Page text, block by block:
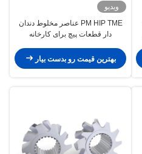
ویدیو
PM HIP TME عناصر مخلوط دندان
دار قطعات پیچ برای کارخانه
بهترین قیمت رو بدست بیار